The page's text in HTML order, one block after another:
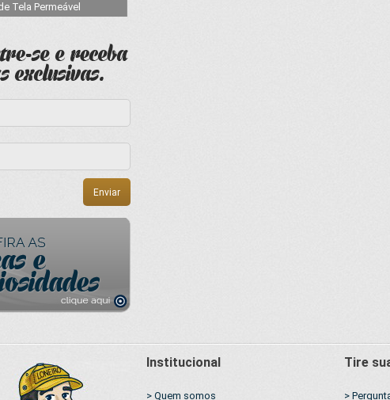
Tela Permeável
Institucional Tire
> Quem somos >